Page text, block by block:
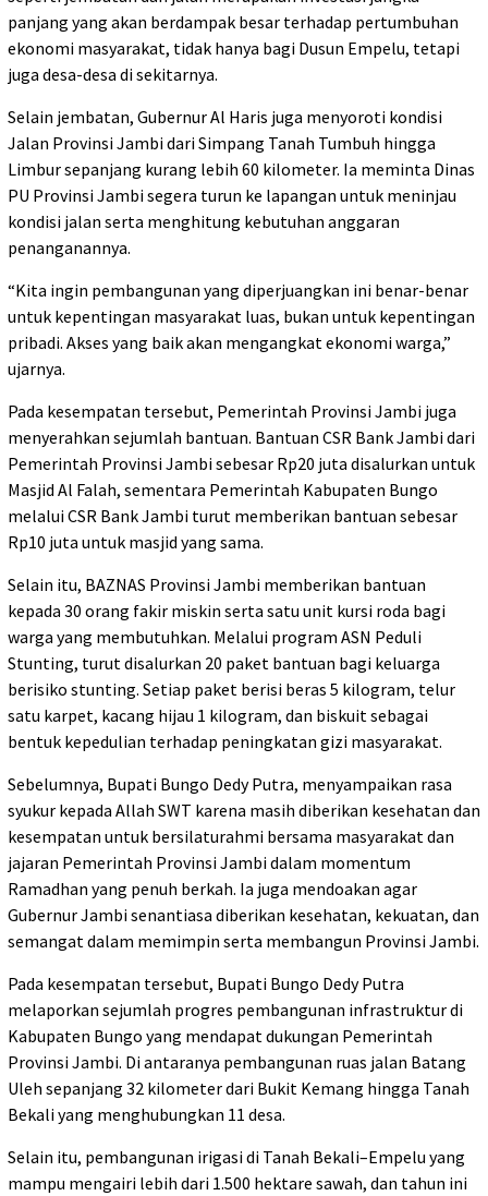
panjang yang akan berdampak besar terhadap pertumbuhan
ekonomi masyarakat, tidak hanya bagi Dusun Empelu, tetapi
juga desa-desa di sekitarnya.
Selain jembatan, Gubernur Al Haris juga menyoroti kondisi
Jalan Provinsi Jambi dari Simpang Tanah Tumbuh hingga
Limbur sepanjang kurang lebih 60 kilometer. Ia meminta Dinas
PU Provinsi Jambi segera turun ke lapangan untuk meninjau
kondisi jalan serta menghitung kebutuhan anggaran
penanganannya.
“Kita ingin pembangunan yang diperjuangkan ini benar-benar
untuk kepentingan masyarakat luas, bukan untuk kepentingan
pribadi. Akses yang baik akan mengangkat ekonomi warga,”
ujarnya.
Pada kesempatan tersebut, Pemerintah Provinsi Jambi juga
menyerahkan sejumlah bantuan. Bantuan CSR Bank Jambi dari
Pemerintah Provinsi Jambi sebesar Rp20 juta disalurkan untuk
Masjid Al Falah, sementara Pemerintah Kabupaten Bungo
melalui CSR Bank Jambi turut memberikan bantuan sebesar
Rp10 juta untuk masjid yang sama.
Selain itu, BAZNAS Provinsi Jambi memberikan bantuan
kepada 30 orang fakir miskin serta satu unit kursi roda bagi
warga yang membutuhkan. Melalui program ASN Peduli
Stunting, turut disalurkan 20 paket bantuan bagi keluarga
berisiko stunting. Setiap paket berisi beras 5 kilogram, telur
satu karpet, kacang hijau 1 kilogram, dan biskuit sebagai
bentuk kepedulian terhadap peningkatan gizi masyarakat.
Sebelumnya, Bupati Bungo Dedy Putra, menyampaikan rasa
syukur kepada Allah SWT karena masih diberikan kesehatan dan
kesempatan untuk bersilaturahmi bersama masyarakat dan
jajaran Pemerintah Provinsi Jambi dalam momentum
Ramadhan yang penuh berkah. Ia juga mendoakan agar
Gubernur Jambi senantiasa diberikan kesehatan, kekuatan, dan
semangat dalam memimpin serta membangun Provinsi Jambi.
Pada kesempatan tersebut, Bupati Bungo Dedy Putra
melaporkan sejumlah progres pembangunan infrastruktur di
Kabupaten Bungo yang mendapat dukungan Pemerintah
Provinsi Jambi. Di antaranya pembangunan ruas jalan Batang
Uleh sepanjang 32 kilometer dari Bukit Kemang hingga Tanah
Bekali yang menghubungkan 11 desa.
Selain itu, pembangunan irigasi di Tanah Bekali–Empelu yang
mampu mengairi lebih dari 1.500 hektare sawah, dan tahun ini